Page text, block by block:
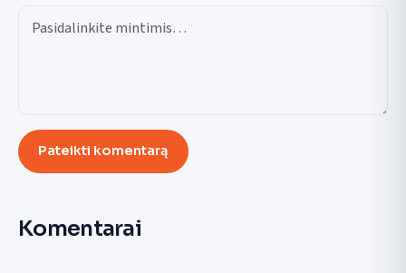
Pateikti komentarą
Komentarai